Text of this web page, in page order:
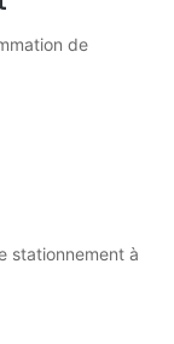
de
stationnement à